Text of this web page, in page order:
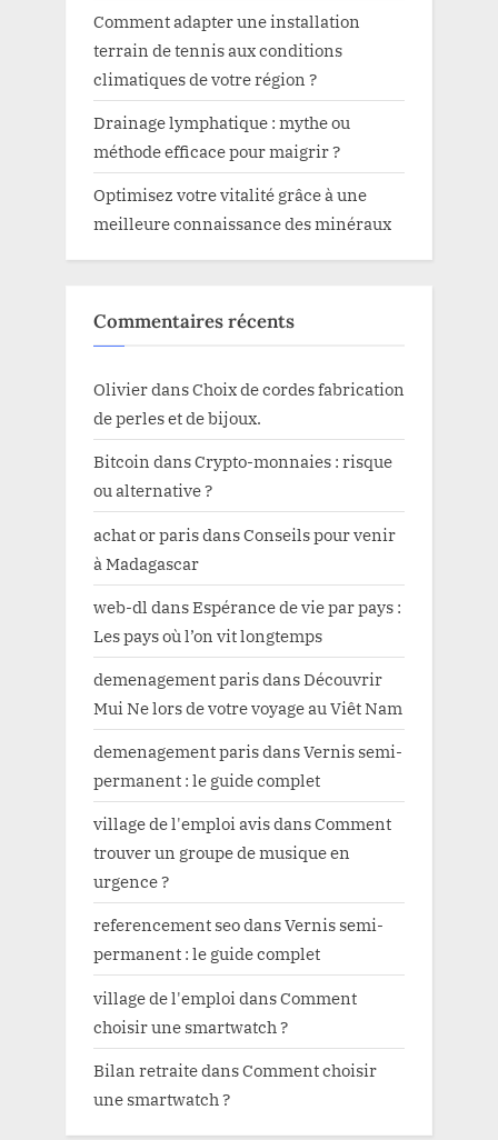
Comment adapter une installation
terrain de tennis aux conditions
climatiques de votre région ?
Drainage lymphatique : mythe ou
méthode efficace pour maigrir ?
Optimisez votre vitalité grâce à une
meilleure connaissance des minéraux
Commentaires récents
OlivierdansChoix de cordes fabrication
de perles et de bijoux.
Bitcoin dansCrypto-monnaies : risque
ou alternative ?
achat or parisdansConseils pour venir
à Madagascar
web-dl dansEspérance de vie par pays :
Les pays où l’on vit longtemps
demenagement parisdansDécouvrir
Mui Ne lors de votre voyage au Viêt Nam
demenagement parisdansVernis semi-
permanent : le guide complet
village de l'emploi avisdansComment
trouver un groupe de musique en
urgence ?
referencement seodansVernis semi-
permanent : le guide complet
village de l'emploi dansComment
choisir une smartwatch ?
Bilan retraitedansComment choisir
une smartwatch ?